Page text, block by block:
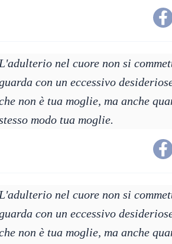
nel cuore non si
con un eccessivo
non è tua moglie, ma anche
modo tua moglie.
nel cuore non si
con un eccessivo
non è tua moglie, ma anche